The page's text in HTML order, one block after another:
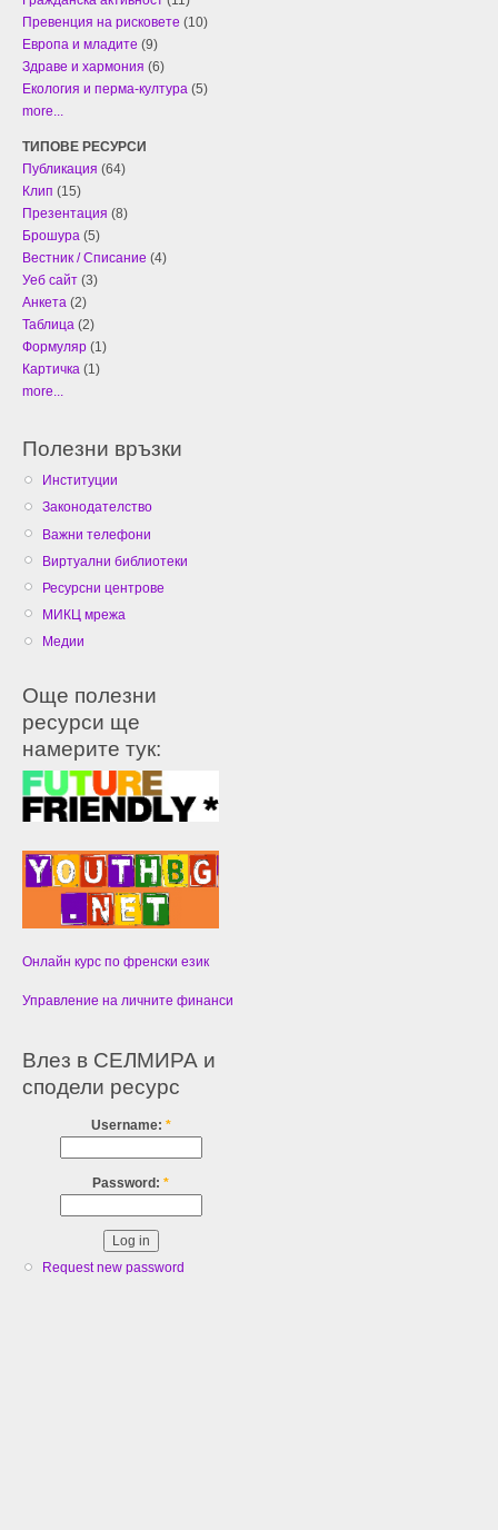
Превенция на рисковете (10)
Европа и младите (9)
Здраве и хармония (6)
Екология и перма-култура (5)
more...
ТИПОВЕ РЕСУРСИ
Публикация (64)
Клип (15)
Презентация (8)
Брошура (5)
Вестник / Списание (4)
Уеб сайт (3)
Анкета (2)
Таблица (2)
Формуляр (1)
Картичка (1)
more...
Полезни връзки
Институции
Законодателство
Важни телефони
Виртуални библиотеки
Ресурсни центрове
МИКЦ мрежа
Медии
Още полезни
ресурси ще
намерите тук:
Онлайн курс по френски език
Управление на личните финанси
Влез в СЕЛМИРА и
сподели ресурс
Username: *
Password: *
Request new password